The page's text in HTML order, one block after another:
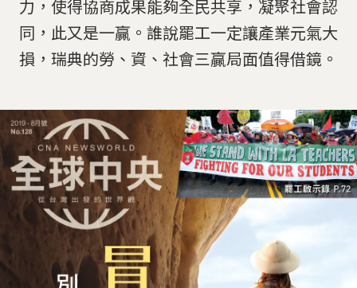
力，使得協商成果能夠全民共享，凝聚社會認
同，此又是一贏。誰說罷工一定讓產業元氣大
損，瑞典的勞、資、社會三贏局面值得借鏡。